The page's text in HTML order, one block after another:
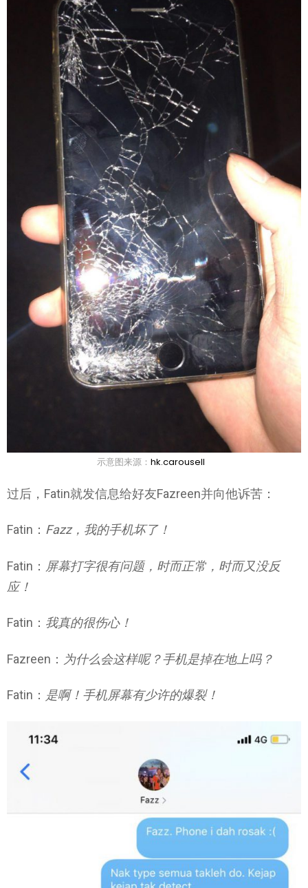
示意图来源： hk.carousell
过后，Fatin就发信息给好友Fazreen并向他诉苦：
Fatin： Fazz，我的手机坏了！
Fatin： 屏幕打字很有问题，时而正常，时而又没反
应！
Fatin： 我真的很伤心！
Fazreen： 为什么会这样呢？手机是掉在地上吗？
Fatin： 是啊！手机屏幕有少许的爆裂！